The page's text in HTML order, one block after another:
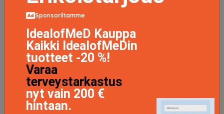
Sponsoriltamme
IdealofMeD Kauppa
Kaikki IdealofMeDin
tuotteet -20 %!
Varaa
terveystarkastus
nyt vain 200 €
hintaan.